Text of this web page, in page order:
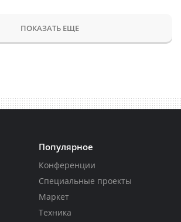
ПОКАЗАТЬ ЕЩЕ
Популярное
Конференции
Специальные проекты
Маркет
Техника